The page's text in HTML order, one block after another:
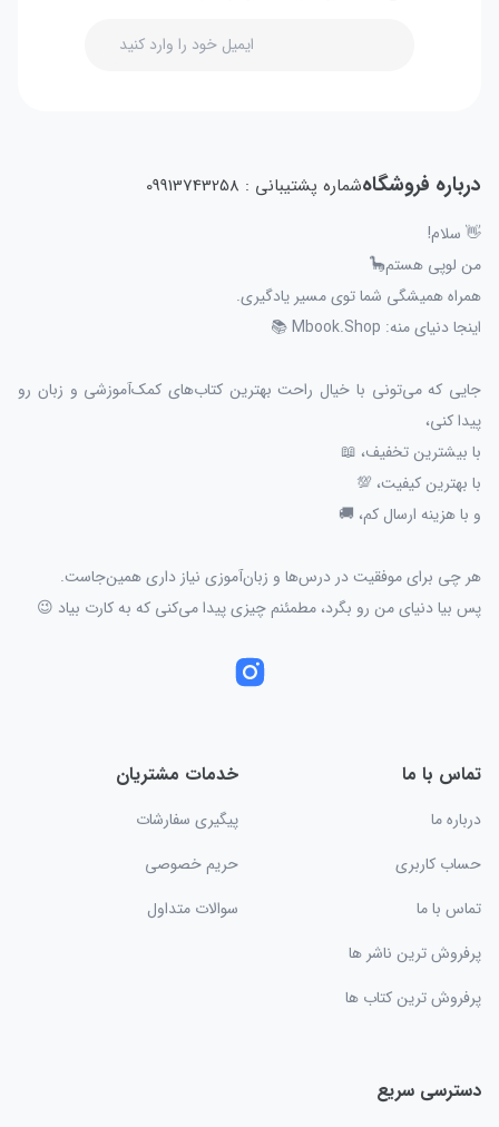
درباره فروشگاهشماره پشتیبانی : 09913743258
👋 سلام!
من لوپی هستم🦕
همراه همیشگی شما توی مسیر یادگیری.
اینجا دنیای منه: Mbook.Shop 📚
جایی که می‌تونی با خیال راحت بهترین کتاب‌های کمک‌آموزشی و زبان رو
پیدا کنی،
با بیشترین تخفیف، 📖
با بهترین کیفیت، 💯
و با هزینه ارسال کم، 🚚
هر چی برای موفقیت در درس‌ها و زبان‌آموزی نیاز داری همین‌جاست.
پس بیا دنیای من رو بگرد، مطمئنم چیزی پیدا می‌کنی که به کارت بیاد 😉
تماس با ما
درباره ما
حساب کاربری
تماس با ما
پرفروش ترین ناشر ها
پرفروش ترین کتاب ها
خدمات مشتریان
پیگیری سفارشات
حریم خصوصی
سوالات متداول
دسترسی سریع